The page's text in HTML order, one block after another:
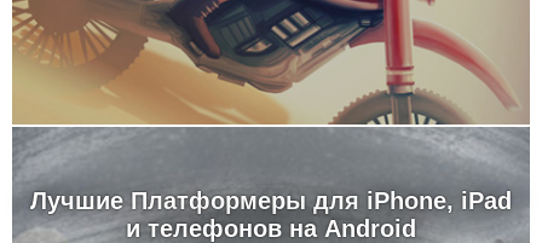
Лучшие Платформеры для iPhone, iPad
и телефонов на Android